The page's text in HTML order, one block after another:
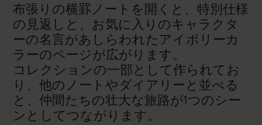
布張りの横罫ノートを開くと、特別仕様
の見返しと、お気に入りのキャラクタ
ーの名言があしらわれたアイボリーカ
ラーのページが広がります。
コレクションの一部として作られてお
り、他のノートやダイアリーと並べる
と、仲間たちの壮大な旅路が1つのシー
ンとしてつながります。